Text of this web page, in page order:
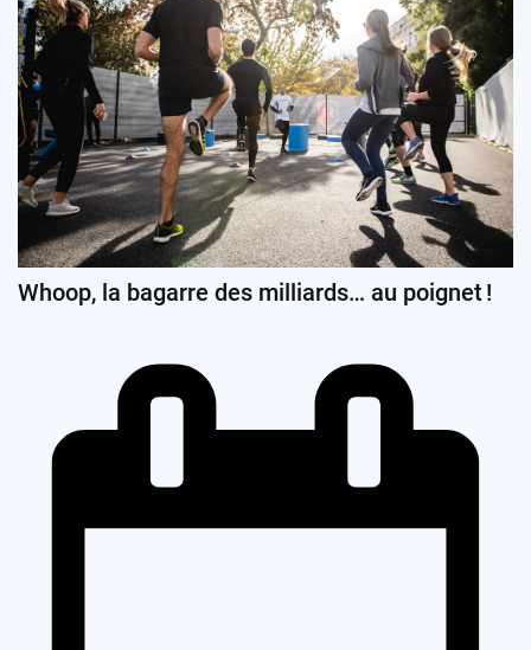
Whoop, la bagarre des milliards… au poignet !